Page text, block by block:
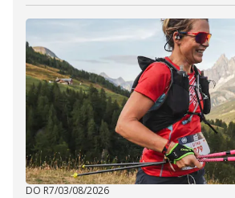
DO R7/03/08/2026